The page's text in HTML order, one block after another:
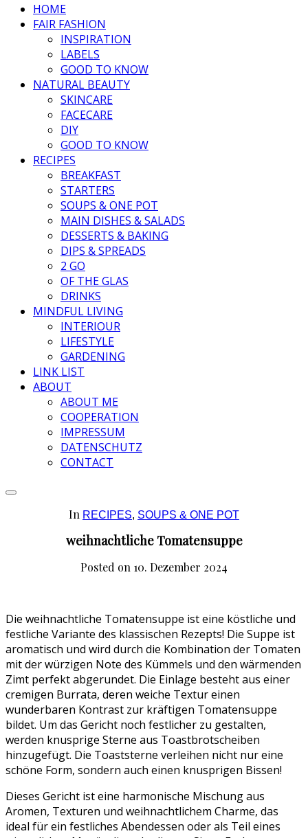
HOME
FAIR FASHION
INSPIRATION
LABELS
GOOD TO KNOW
NATURAL BEAUTY
SKINCARE
FACECARE
DIY
GOOD TO KNOW
RECIPES
BREAKFAST
STARTERS
SOUPS & ONE POT
MAIN DISHES & SALADS
DESSERTS & BAKING
DIPS & SPREADS
2 GO
OF THE GLAS
DRINKS
MINDFUL LIVING
INTERIOUR
LIFESTYLE
GARDENING
LINK LIST
ABOUT
ABOUT ME
COOPERATION
IMPRESSUM
DATENSCHUTZ
CONTACT
In RECIPES, SOUPS & ONE POT
weihnachtliche Tomatensuppe
Posted on 10. Dezember 2024
Die weihnachtliche Tomatensuppe ist eine köstliche und
festliche Variante des klassischen Rezepts! Die Suppe ist
aromatisch und wird durch die Kombination der Tomaten
mit der würzigen Note des Kümmels und den wärmenden
Zimt perfekt abgerundet. Die Einlage besteht aus einer
cremigen Burrata, deren weiche Textur einen
wunderbaren Kontrast zur kräftigen Tomatensuppe
bildet. Um das Gericht noch festlicher zu gestalten,
werden knusprige Sterne aus Toastbrotscheiben
hinzugefügt. Die Toaststerne verleihen nicht nur eine
schöne Form, sondern auch einen knusprigen Bissen!
Dieses Gericht ist eine harmonische Mischung aus
Aromen, Texturen und weihnachtlichem Charme, das
ideal für ein festliches Abendessen oder als Teil eines